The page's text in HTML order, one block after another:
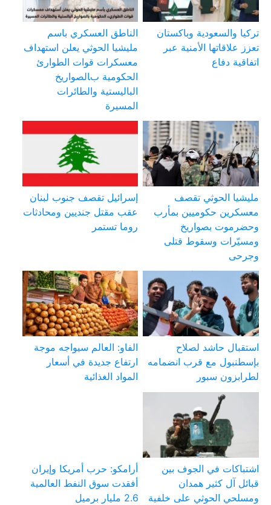
تركيا والسعودية وباكستان
تعزز علاقاتها الأمنية عبر
اتفاقية دفاع
الناطق العسكري باسم
مليشيا الحوثي يعلن استهداف
معسكرات قوات الطوارئ
الحكومية بالصواريخ
الباليستية والطائرات
المسيرة
مليشيا الحوثي تقصف
معسكرين حكوميين بمأرب
وحضرموت بصواريخ
ومسيّرات وسقوط قتلى
وجرحى
إسرائيل تقصف جنوب لبنان
عقب مقتل جنديين ومحادثات
روما تستمر
استقبال حاشد لصلاح
بإسطنبول مع قرب انضمامه
لطرابزون سبور
الفاو: العالم سيواجه موجة
ارتفاع جديدة في أسعار
المواد الغذائية
اشتباكات في الجوف بين
قبائل آل كثير همدان
ومسلحي الحوثي على خلفية
أرامكو: حرب أمريكا وإيران
أفقدت سوق النفط العالمية
2.6 مليار برميل